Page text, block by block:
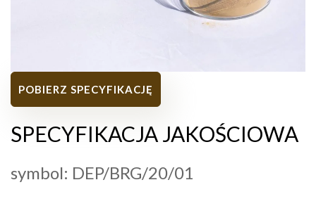
POBIERZ SPECYFIKACJĘ
SPECYFIKACJA JAKOŚCIOWA
symbol: DEP/BRG/20/01